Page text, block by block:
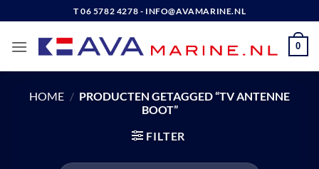
naar
inhoud
T 06 5782 4278 - INFO@AVAMARINE.NL
0
HOME / PRODUCTEN GETAGGED “TV ANTENNE
BOOT”
FILTER